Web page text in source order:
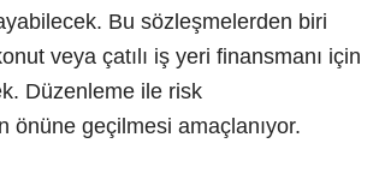
Bu sözleşmelerden biri
veya çatılı iş yeri finansmanı için
Düzenleme ile risk
önüne geçilmesi amaçlanıyor.